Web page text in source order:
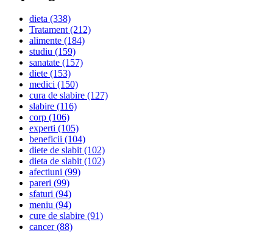
dieta (338)
Tratament(212)
alimente (184)
studiu (159)
sanatate (157)
diete (153)
medici (150)
cura de slabire (127)
slabire (116)
corp (106)
experti (105)
beneficii (104)
diete de slabit(102)
dieta de slabit(102)
afectiuni (99)
pareri (99)
sfaturi (94)
meniu (94)
cure de slabire (91)
cancer(88)